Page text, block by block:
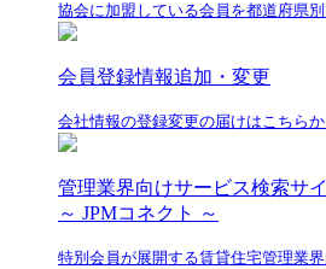
協会に加盟している会員を都道府県
会員登録情報追加・変更
会社情報の登録変更の届けはこちら
管理業界向けサービス検索サ
～ JPMコネクト ～
特別会員が展開する賃貸住宅管理業